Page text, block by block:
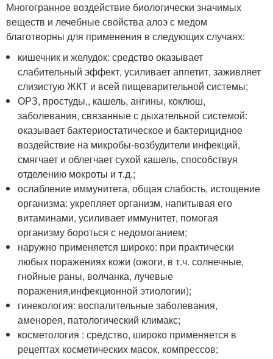
Многогранное воздействие биологически значимых
веществ и лечебные свойства алоэ с медом
благотворны для применения в следующих случаях:
кишечник и желудок: средство оказывает
слабительный эффект, усиливает аппетит, заживляет
слизистую ЖКТ и всей пищеварительной системы;
ОРЗ, простуды,, кашель, ангины, коклюш,
заболевания, связанные с дыхательной системой:
оказывает бактериостатическое и бактерицидное
воздействие на микробы-возбудители инфекций,
смягчает и облегчает сухой кашель, способствуя
отделению мокроты и т.д.;
ослабление иммунитета, общая слабость, истощение
организма: укрепляет организм, напитывая его
витаминами, усиливает иммунитет, помогая
организму бороться с недомоганием;
наружно применяется широко: при практически
любых поражениях кожи (ожоги, в т.ч. солнечные,
гнойные раны, волчанка, лучевые
поражения,инфекционной этиологии);
гинекология: воспалительные заболевания,
аменорея, патологический климакс;
косметология : средство, широко применяется в
рецептах косметических масок, компрессов;